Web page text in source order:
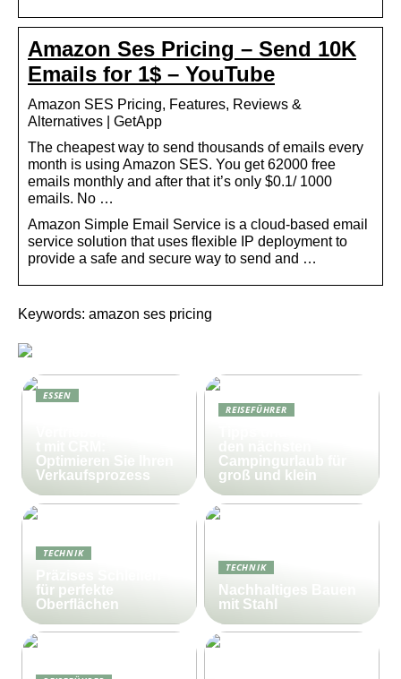
Amazon Ses Pricing – Send 10K
Emails for 1$ – YouTube
Amazon SES Pricing, Features, Reviews &
Alternatives | GetApp
The cheapest way to send thousands of emails every
month is using Amazon SES. You get 62000 free
emails monthly and after that it’s only $0.1/ 1000
emails. No …
Amazon Simple Email Service is a cloud-based email
service solution that uses flexible IP deployment to
provide a safe and secure way to send and …
Keywords: amazon ses pricing
ESSEN
Optimieren Sie Ihren
Verkaufsprozess
REISEFÜHRER
Campingurlaub für
groß und klein
TECHNIK
für perfekte
Oberflächen
TECHNIK
Nachhaltiges Bauen
mit Stahl